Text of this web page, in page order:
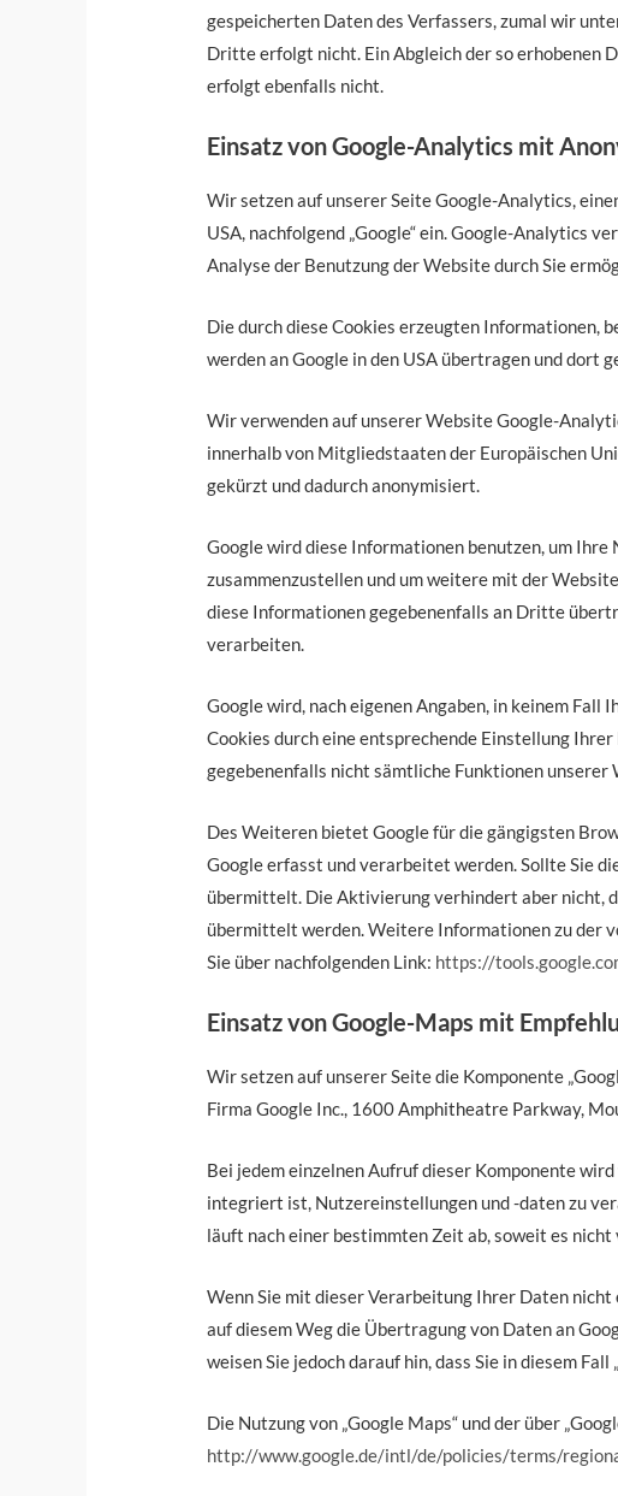
gespeicherten Daten des Verfassers, zumal wir
Dritte erfolgt nicht. Ein Abgleich der so erhobenen
erfolgt ebenfalls nicht.
Einsatz von Google-Analytics mit
Wir setzen auf unserer Seite Google-Analytics,
USA, nachfolgend „Google“ ein. Google-Analytics
Analyse der Benutzung der Website durch Sie
Die durch diese Cookies erzeugten Informationen,
werden an Google in den USA übertragen und dort
Wir verwenden auf unserer Website Google-
innerhalb von Mitgliedstaaten der Europäischen
gekürzt und dadurch anonymisiert.
Google wird diese Informationen benutzen, um
zusammenzustellen und um weitere mit der
diese Informationen gegebenenfalls an Dritte
verarbeiten.
Google wird, nach eigenen Angaben, in keinem
Cookies durch eine entsprechende Einstellung
gegebenenfalls nicht sämtliche Funktionen unserer
Des Weiteren bietet Google für die gängigsten
Google erfasst und verarbeitet werden. Sollte Sie
übermittelt. Die Aktivierung verhindert aber nicht,
übermittelt werden. Weitere Informationen zu der
Sie über nachfolgenden Link: https://
Einsatz von Google-Maps mit
Wir setzen auf unserer Seite die Komponente
Firma Google Inc., 1600 Amphitheatre Parkway,
Bei jedem einzelnen Aufruf dieser Komponente
integriert ist, Nutzereinstellungen und -daten zu
läuft nach einer bestimmten Zeit ab, soweit es
Wenn Sie mit dieser Verarbeitung Ihrer Daten nicht
auf diesem Weg die Übertragung von Daten an
weisen Sie jedoch darauf hin, dass Sie in diesem
Die Nutzung von „Google Maps“ und der über
http://www.google.de/intl/de/policies/terms/